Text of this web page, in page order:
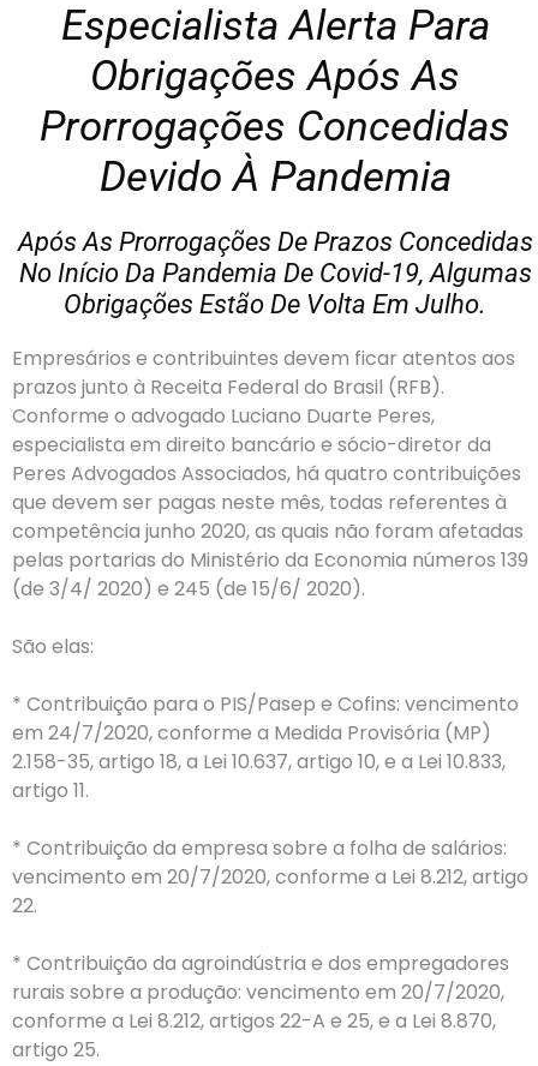
Especialista Alerta Para
Obrigações Após As
Prorrogações Concedidas
Devido À Pandemia
Após As Prorrogações De Prazos Concedidas
No Início Da Pandemia De Covid-19, Algumas
Obrigações Estão De Volta Em Julho.
Empresários e contribuintes devem ficar atentos aos
prazos junto à Receita Federal do Brasil (RFB).
Conforme o advogado Luciano Duarte Peres,
especialista em direito bancário e sócio-diretor da
Peres Advogados Associados, há quatro contribuições
que devem ser pagas neste mês, todas referentes à
competência junho 2020, as quais não foram afetadas
pelas portarias do Ministério da Economia números 139
(de 3/4/ 2020) e 245 (de 15/6/ 2020).
São elas:
* Contribuição para o PIS/Pasep e Cofins: vencimento
em 24/7/2020, conforme a Medida Provisória (MP)
2.158-35, artigo 18, a Lei 10.637, artigo 10, e a Lei 10.833,
artigo 11.
* Contribuição da empresa sobre a folha de salários:
vencimento em 20/7/2020, conforme a Lei 8.212, artigo
22.
* Contribuição da agroindústria e dos empregadores
rurais sobre a produção: vencimento em 20/7/2020,
conforme a Lei 8.212, artigos 22-A e 25, e a Lei 8.870,
artigo 25.